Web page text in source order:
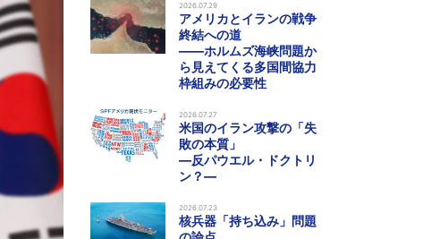
2026.07.29
アメリカとイランの戦争
終結への道
――ホルムズ海峡問題か
ら見えてくる多国間協力
枠組みの必要性
2026.07.27
米国のイラン攻撃の「失
敗の本質」
―反パウエル・ドクトリ
ン？―
2026.07.23
核兵器「持ち込み」問題